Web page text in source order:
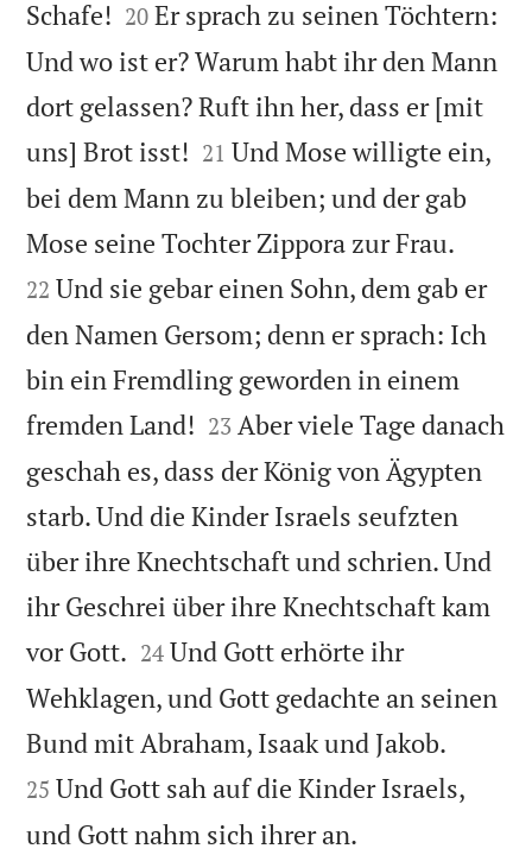
Schafe! 

20 Er sprach zu seinen Töchtern:
Und wo ist er? Warum habt ihr den Mann
dort gelassen? Ruft ihn her, dass er [mit
uns] Brot isst! 

21 Und Mose willigte ein,
bei dem Mann zu bleiben; und der gab
Mose seine Tochter Zippora zur Frau.
22 Und sie gebar einen Sohn, dem gab er
den Namen Gersom; denn er sprach: Ich
bin ein Fremdling geworden in einem
fremden Land! 

23 Aber viele Tage danach
geschah es, dass der König von Ägypten
starb. Und die Kinder Israels seufzten
über ihre Knechtschaft und schrien. Und
ihr Geschrei über ihre Knechtschaft kam
vor Gott. 

24 Und Gott erhörte ihr
Wehklagen, und Gott gedachte an seinen
Bund mit Abraham, Isaak und Jakob.
25 Und Gott sah auf die Kinder Israels,
und Gott nahm sich ihrer an.